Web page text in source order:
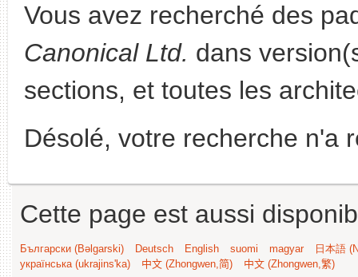
Vous avez recherché des
Canonical Ltd. dans
sections, et toutes les
Désolé, votre recherche n'a
Cette page est aussi
Български (Bəlgarski) Deutsch English suomi magyar
日本語
українська (ukrajins'ka)
中文 (Zhongwen,简) 中文 (Zhongwen,繁)